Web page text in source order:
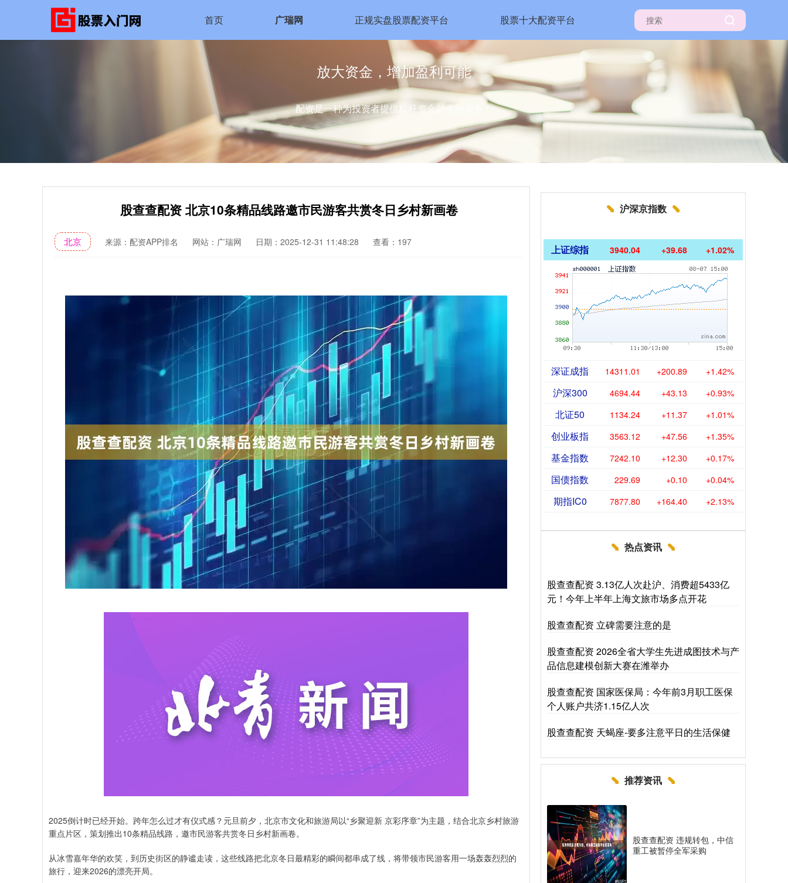
首页 广瑞网 正规实盘股票配资平台 股票十大配资平台
放大资金，增加盈利可能
配资是一种为投资者提供杠杆资金的金融服务！
股查查配资 北京10条精品线路邀市民游客共赏冬日乡村新画卷
北京 来源：配资APP排名 网站：广瑞网 日期：2025-12-31 11:48:28 查看：197
2025倒计时已经开始。跨年怎么过才有仪式感？元旦前夕，北京市文化和旅游局以“乡聚迎新 京彩序章”为主题，结合北京乡村旅游
重点片区，策划推出10条精品线路，邀市民游客共赏冬日乡村新画卷。
从冰雪嘉年华的欢笑，到历史街区的静谧走读，这些线路把北京冬日最精彩的瞬间都串成了线，将带领市民游客用一场轰轰烈烈的
旅行，迎来2026的漂亮开局。
沪深京指数
上证综指 3940.04 +39.68 +1.02%
深证成指 14311.01 +200.89 +1.42%
沪深300 4694.44 +43.13 +0.93%
北证50 1134.24 +11.37 +1.01%
创业板指 3563.12 +47.56 +1.35%
基金指数 7242.10 +12.30 +0.17%
国债指数 229.69 +0.10 +0.04%
期指IC0 7877.80 +164.40 +2.13%
热点资讯
股查查配资 3.13亿人次赴沪、消费超5433亿
元！今年上半年上海文旅市场多点开花
股查查配资 立碑需要注意的是
股查查配资 2026全省大学生先进成图技术与产
品信息建模创新大赛在潍举办
股查查配资 国家医保局：今年前3月职工医保
个人账户共济1.15亿人次
股查查配资 天蝎座-要多注意平日的生活保健
推荐资讯
股查查配资 违规转包，中信
重工被暂停全军采购